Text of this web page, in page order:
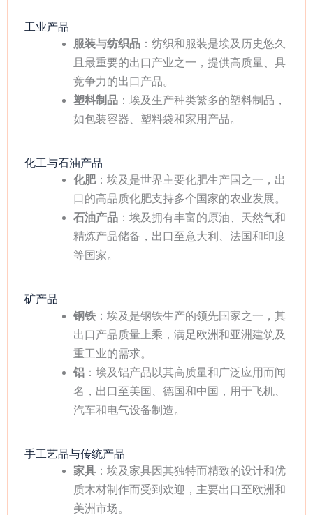
工业产品
服装与纺织品：纺织和服装是埃及历史悠久
且最重要的出口产业之一，提供高质量、具
竞争力的出口产品。
塑料制品：埃及生产种类繁多的塑料制品，
如包装容器、塑料袋和家用产品。
化工与石油产品
化肥：埃及是世界主要化肥生产国之一，出
口的高品质化肥支持多个国家的农业发展。
石油产品：埃及拥有丰富的原油、天然气和
精炼产品储备，出口至意大利、法国和印度
等国家。
矿产品
钢铁：埃及是钢铁生产的领先国家之一，其
出口产品质量上乘，满足欧洲和亚洲建筑及
重工业的需求。
铝：埃及铝产品以其高质量和广泛应用而闻
名，出口至美国、德国和中国，用于飞机、
汽车和电气设备制造。
手工艺品与传统产品
家具：埃及家具因其独特而精致的设计和优
质木材制作而受到欢迎，主要出口至欧洲和
美洲市场。